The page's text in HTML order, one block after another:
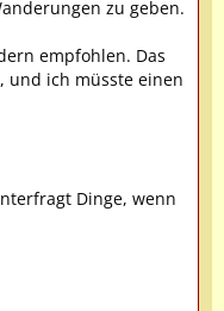
zu geben.
empfohlen. Das
und ich müsste einen
Dinge, wenn